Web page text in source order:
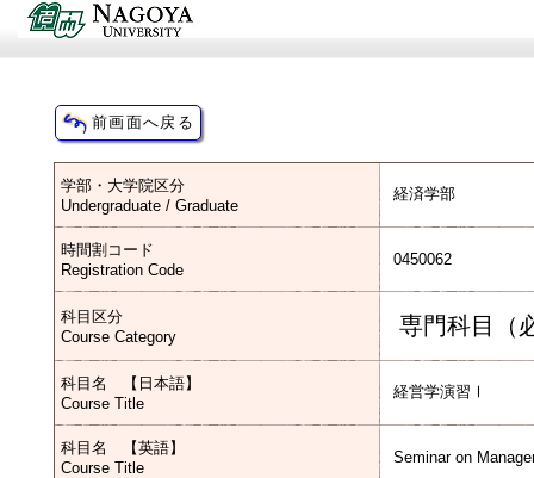
学部・大学院区分
Undergraduate / Graduate
経済学部
時間割コード
Registration Code
0450062
科目区分
Course Category
専門科目（
科目名 【日本語】
Course Title
経営学演習Ⅰ
科目名 【英語】
Course Title
Seminar on